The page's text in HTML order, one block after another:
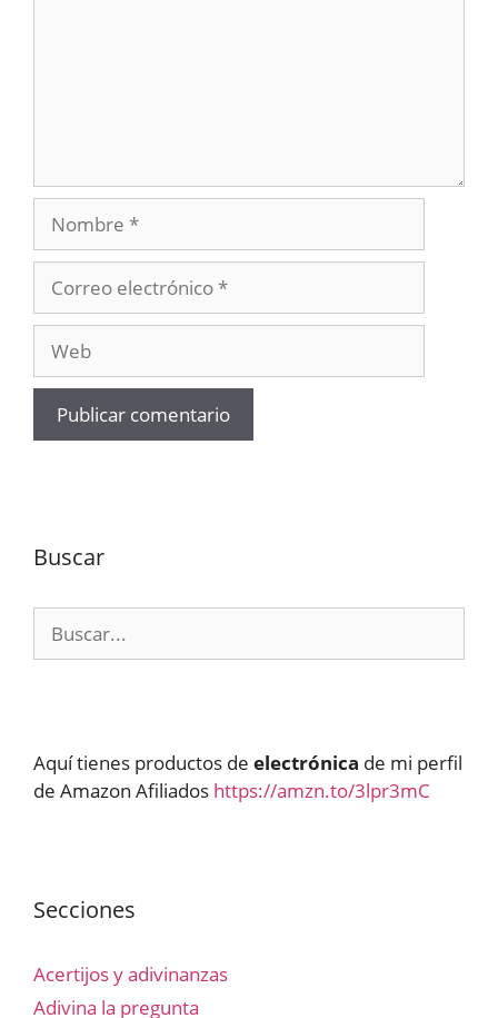
Nombre
electrónico
Buscar
Aquí tienes productos de electrónica de mi perfil
de Amazon Afiliados https://amzn.to/3lpr3mC
Secciones
Acertijos y adivinanzas
Adivina la pregunta